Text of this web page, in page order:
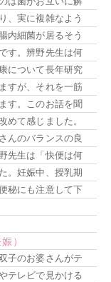
、実に複雑なよう
内細菌が居るそう
す。辨野先生は何
について長年研究
すが、それを一筋
す。このお話を聞
めて感じました。
んのバランスの良
先生は「快便は何
。妊娠中、授乳期
秘にも注意して下
）
子のお婆さんがテ
テレビで見かける